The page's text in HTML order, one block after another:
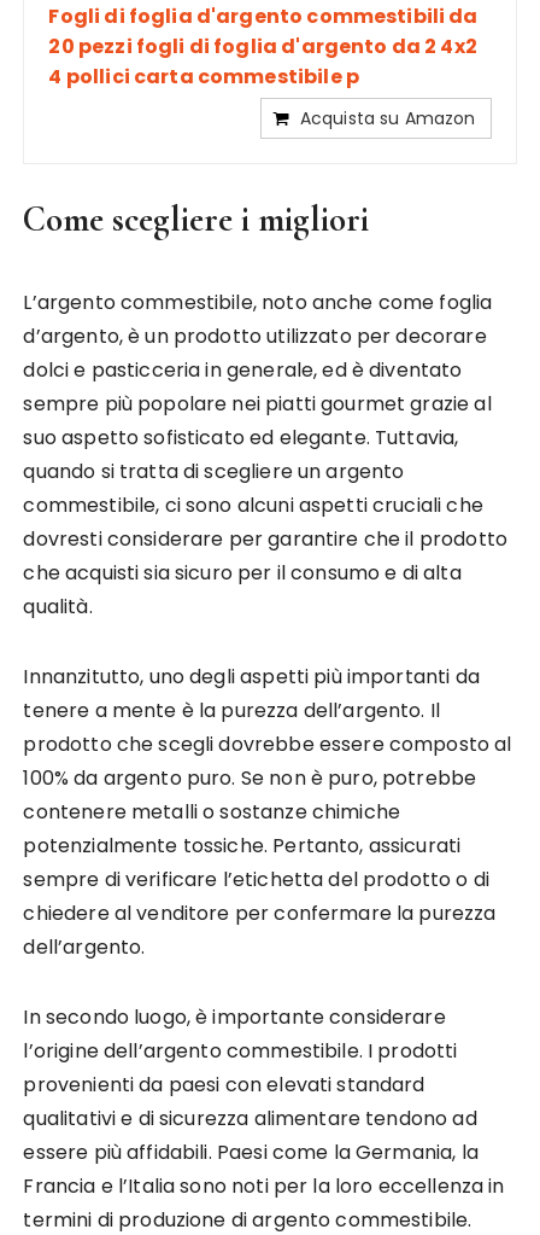
Fogli di foglia d'argento commestibili da
20 pezzi fogli di foglia d'argento da 2 4x2
4 pollici carta commestibile p
Acquista su Amazon
Come scegliere i migliori
L’argento commestibile, noto anche come foglia
d’argento, è un prodotto utilizzato per decorare
dolci e pasticceria in generale, ed è diventato
sempre più popolare nei piatti gourmet grazie al
suo aspetto sofisticato ed elegante. Tuttavia,
quando si tratta di scegliere un argento
commestibile, ci sono alcuni aspetti cruciali che
dovresti considerare per garantire che il prodotto
che acquisti sia sicuro per il consumo e di alta
qualità.
Innanzitutto, uno degli aspetti più importanti da
tenere a mente è la purezza dell’argento. Il
prodotto che scegli dovrebbe essere composto al
100% da argento puro. Se non è puro, potrebbe
contenere metalli o sostanze chimiche
potenzialmente tossiche. Pertanto, assicurati
sempre di verificare l’etichetta del prodotto o di
chiedere al venditore per confermare la purezza
dell’argento.
In secondo luogo, è importante considerare
l’origine dell’argento commestibile. I prodotti
provenienti da paesi con elevati standard
qualitativi e di sicurezza alimentare tendono ad
essere più affidabili. Paesi come la Germania, la
Francia e l’Italia sono noti per la loro eccellenza in
termini di produzione di argento commestibile.